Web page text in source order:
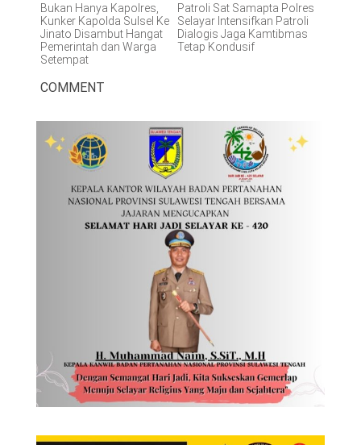
Bukan Hanya Kapolres,
Kunker Kapolda Sulsel Ke
Jinato Disambut Hangat
Pemerintah dan Warga
Setempat
Patroli Sat Samapta Polres
Selayar Intensifkan Patroli
Dialogis Jaga Kamtibmas
Tetap Kondusif
COMMENT